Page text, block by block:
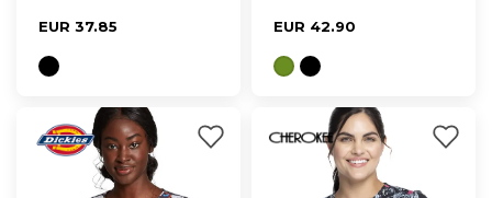
EUR 37.85 EUR 42.90